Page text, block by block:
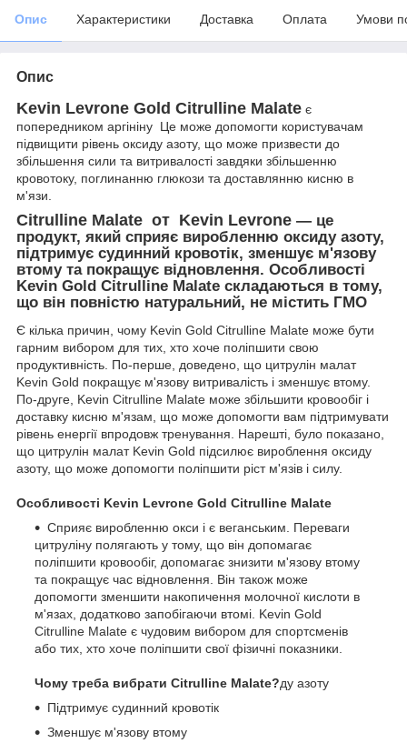
Опис Характеристики Доставка Оплата Умови
Опис
Kevin Levrone Gold Citrulline Malate є
попередником аргініну Це може допомогти користувачам
підвищити рівень оксиду азоту, що може призвести до
збільшення сили та витривалості завдяки збільшенню
кровотоку, поглинанню глюкози та доставлянню кисню в
м'язи.
Citrulline Malate от Kevin Levrone — це
продукт, який сприяє виробленню оксиду азоту,
підтримує судинний кровотік, зменшує м'язову
втому та покращує відновлення. Особливості
Kevin Gold Citrulline Malate складаються в тому,
що він повністю натуральний, не містить ГМО
Є кілька причин, чому Kevin Gold Citrulline Malate може бути
гарним вибором для тих, хто хоче поліпшити свою
продуктивність. По-перше, доведено, що цитрулін малат
Kevin Gold покращує м'язову витривалість і зменшує втому.
По-друге, Kevin Citrulline Malate може збільшити кровообіг і
доставку кисню м'язам, що може допомогти вам підтримувати
рівень енергії впродовж тренування. Нарешті, було показано,
що цитрулін малат Kevin Gold підсилює вироблення оксиду
азоту, що може допомогти поліпшити ріст м'язів і силу.
Особливості Kevin Levrone Gold Citrulline Malate
Сприяє виробленню окси і є веганським. Переваги
цитруліну полягають у тому, що він допомагає
поліпшити кровообіг, допомагає знизити м'язову втому
та покращує час відновлення. Він також може
допомогти зменшити накопичення молочної кислоти в
м'язах, додатково запобігаючи втомі. Kevin Gold
Citrulline Malate є чудовим вибором для спортсменів
або тих, хто хоче поліпшити свої фізичні показники.
Чому треба вибрати Citrulline Malate?ду азоту
Підтримує судинний кровотік
Зменшує м'язову втому